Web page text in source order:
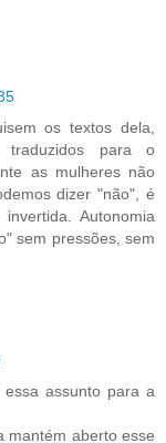
os textos dela,
traduzidos para o
as mulheres não
dizer "não", é
Autonomia
sem pressões, sem
assunto para a
mantém aberto esse